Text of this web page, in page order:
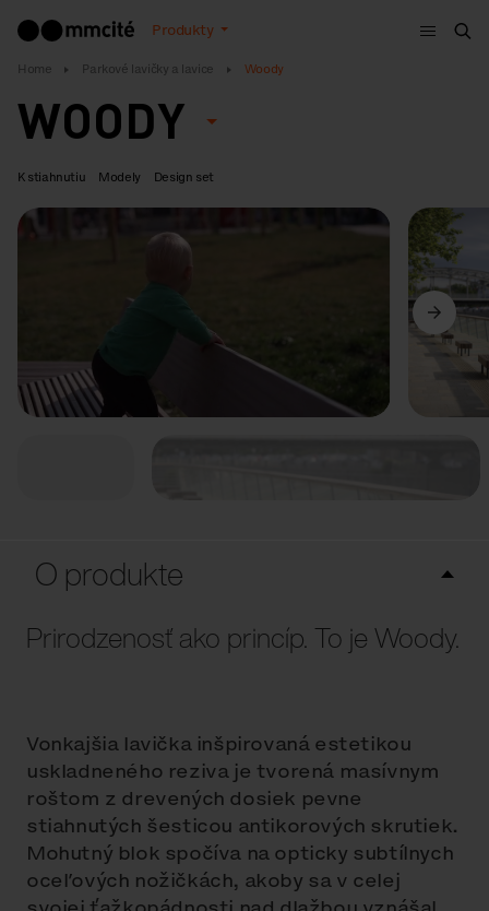
Produkty
Menu
Home Parkové lavičky a lavice Woody
WOODY
K stiahnutiu Modely Design set
Predchádzajúci
O produkte
Prirodzenosť ako princíp. To je Woody.
Vonkajšia lavička inšpirovaná estetikou
uskladneného reziva je tvorená masívnym
roštom z drevených dosiek pevne
stiahnutých šesticou antikorových skrutiek.
Mohutný blok spočíva na opticky subtílnych
oceľových nožičkách, akoby sa v celej